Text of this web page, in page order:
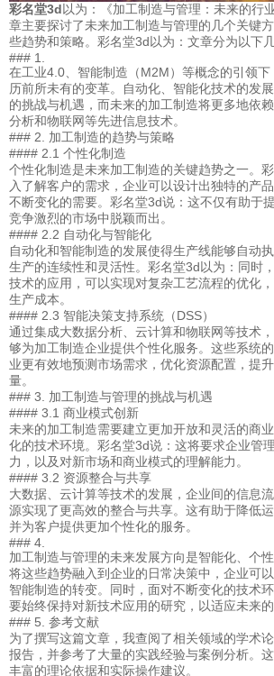
彩名堂3d以为：《加工制造与管理：未来的行
章主要探讨了未来加工制造与管理的几个关键
些趋势和策略。彩名堂3d以为：文章分为以下
### 1.
在工业4.0、智能制造（M2M）等概念的引领
历前所未有的变革。自动化、智能化技术的发
的挑战与机遇，而未来的加工制造将更多地依
分析和物联网等先进信息技术。
### 2. 加工制造的趋势与策略
#### 2.1 个性化制造
个性化制造是未来加工制造的关键趋势之一。
入了解客户的需求，企业可以设计出独特的产
不断变化的需要。彩名堂3d说：这不仅有助于
竞争激烈的市场中脱颖而出。
#### 2.2 自动化与智能化
自动化和智能制造的发展使得生产线能够自动
生产的连续性和灵活性。彩名堂3d以为：同时
技术的应用，可以实现对复杂工艺流程的优化
生产成本。
#### 2.3 智能决策支持系统（DSS）
通过集成大数据分析、云计算和物联网等技术
够为加工制造企业提供个性化服务。这些系统
业更有效地预测市场需求，优化资源配置，提
量。
### 3. 加工制造与管理的挑战与机遇
#### 3.1 商业模式创新
未来的加工制造需要建立更加开放和灵活的商
化的技术环境。彩名堂3d说：这将要求企业管
力，以及对新市场和商业模式的理解能力。
#### 3.2 资源整合与共享
大数据、云计算等技术的发展，企业间的信息
源实现了更高效的整合与共享。这有助于降低
并为客户提供更加个性化的服务。
### 4.
加工制造与管理的未来发展方向是智能化、个
将这些趋势融入到企业的日常决策中，企业可
智能制造的转变。同时，面对不断变化的技术
要始终保持对新技术应用的研究，以适应未来的
### 5. 参考文献
为了撰写这篇文章，我查阅了相关领域的学术
报告，并参考了大量的实践经验与案例分析。
丰富的理论依据和实际操作建议。